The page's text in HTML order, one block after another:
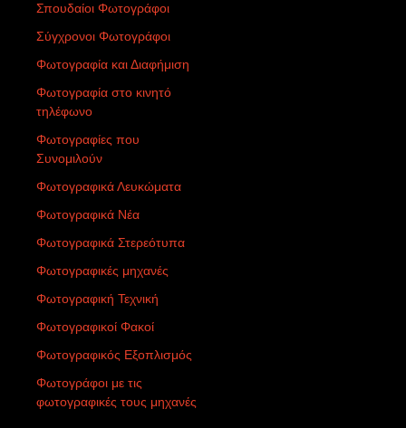
Σπουδαίοι Φωτογράφοι
Σύγχρονοι Φωτογράφοι
Φωτογραφία και Διαφήμιση
Φωτογραφία στο κινητό
τηλέφωνο
Φωτογραφίες που
Συνομιλούν
Φωτογραφικά Λευκώματα
Φωτογραφικά Νέα
Φωτογραφικά Στερεότυπα
Φωτογραφικές μηχανές
Φωτογραφική Τεχνική
Φωτογραφικοί Φακοί
Φωτογραφικός Εξοπλισμός
Φωτογράφοι με τις
φωτογραφικές τους μηχανές